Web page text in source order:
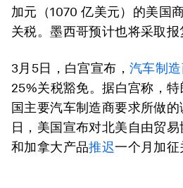
加元（1070 亿美元）的美国
关税。墨西哥预计也将采取报
3月5日，白宫宣布， 汽车制
25%关税豁免。据白宫称，
国主要汽车制造商要求所做
日，美国宣布对北美自由贸
和加拿大产品推迟一个月加征